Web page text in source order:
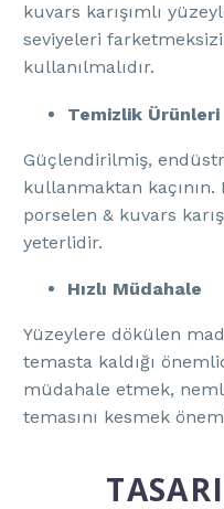
kuvars karışımlı
seviyeleri
kullanılmalıdır.
Temizlik Ürünleri
Güçlendirilmiş,
kullanmaktan
porselen & kuvars
yeterlidir.
Hızlı Müdahale
Yüzeylere dökülen
temasta kaldığı
müdahale etmek,
temasını kesmek